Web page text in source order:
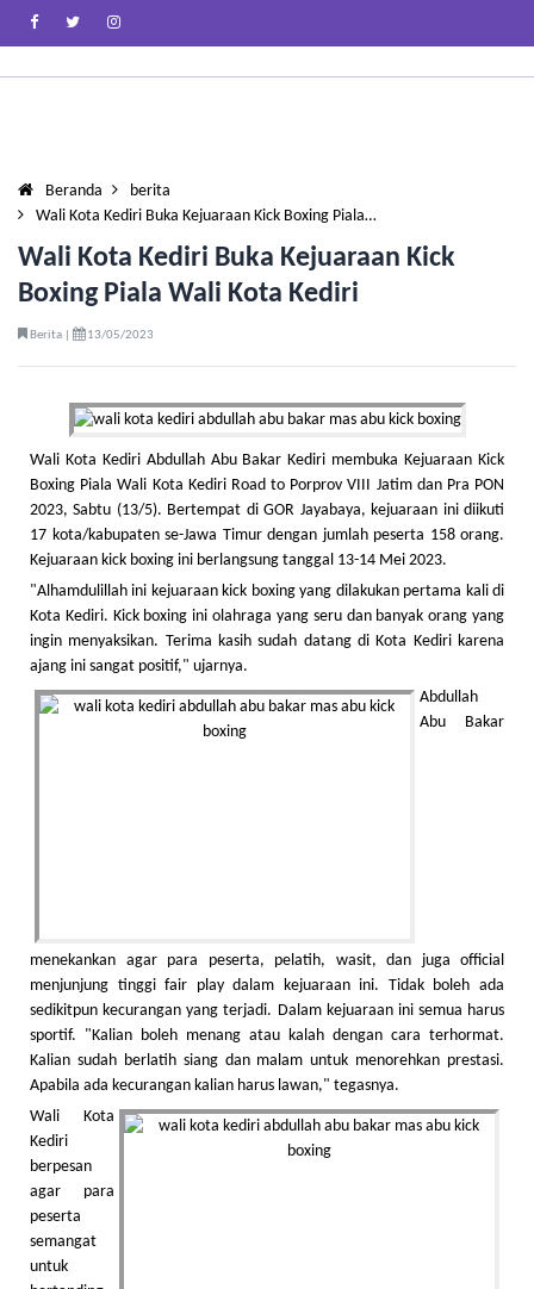
Beranda
berita
Wali Kota Kediri Buka Kejuaraan Kick Boxing Piala…
Wali Kota Kediri Buka Kejuaraan Kick
Boxing Piala Wali Kota Kediri
Berita | 13/05/2023
Wali Kota Kediri Abdullah Abu Bakar Kediri membuka Kejuaraan Kick
Boxing Piala Wali Kota Kediri Road to Porprov VIII Jatim dan Pra PON
2023, Sabtu (13/5). Bertempat di GOR Jayabaya, kejuaraan ini diikuti
17 kota/kabupaten se-Jawa Timur dengan jumlah peserta 158 orang.
Kejuaraan kick boxing ini berlangsung tanggal 13-14 Mei 2023.
"Alhamdulillah ini kejuaraan kick boxing yang dilakukan pertama kali di
Kota Kediri. Kick boxing ini olahraga yang seru dan banyak orang yang
ingin menyaksikan. Terima kasih sudah datang di Kota Kediri karena
ajang ini sangat positif," ujarnya.
Abdullah
Abu Bakar
menekankan agar para peserta, pelatih, wasit, dan juga official
menjunjung tinggi fair play dalam kejuaraan ini. Tidak boleh ada
sedikitpun kecurangan yang terjadi. Dalam kejuaraan ini semua harus
sportif. "Kalian boleh menang atau kalah dengan cara terhormat.
Kalian sudah berlatih siang dan malam untuk menorehkan prestasi.
Apabila ada kecurangan kalian harus lawan," tegasnya.
Wali Kota
Kediri
berpesan
agar para
peserta
semangat
untuk